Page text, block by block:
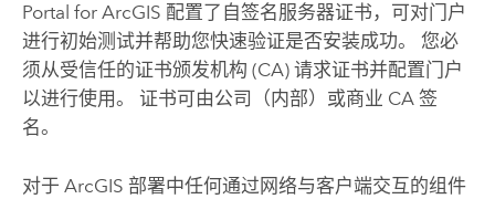
Portal for ArcGIS 配置了自签名服务器证书，可对门户
进行初始测试并帮助您快速验证是否安装成功。 您必
须从受信任的证书颁发机构 (CA) 请求证书并配置门户
以进行使用。 证书可由公司（内部）或商业 CA 签
名。
对于 ArcGIS 部署中任何通过网络与客户端交互的组件